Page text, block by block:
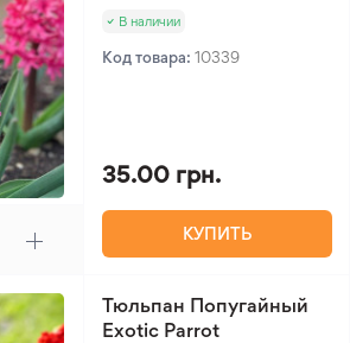
В наличии
Код товара: 10339
35.00 грн.
КУПИТЬ
Тюльпан Попугайный
Exotic Parrot